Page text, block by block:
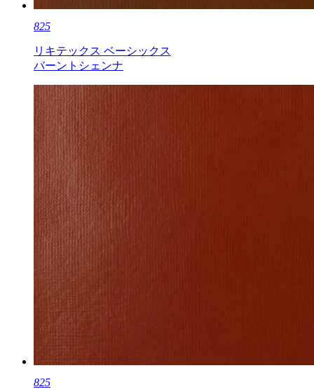
825
リキテックス ベーシックス
バーントシェンナ
825